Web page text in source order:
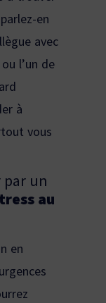
en
avec
l’un de
à
vous
par un
au
en